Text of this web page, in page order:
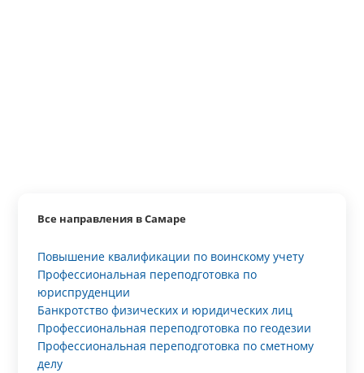
Все направления в Самаре
Повышение квалификации по воинскому учету
Профессиональная переподготовка по
юриспруденции
Банкротство физических и юридических лиц
Профессиональная переподготовка по геодезии
Профессиональная переподготовка по сметному
делу